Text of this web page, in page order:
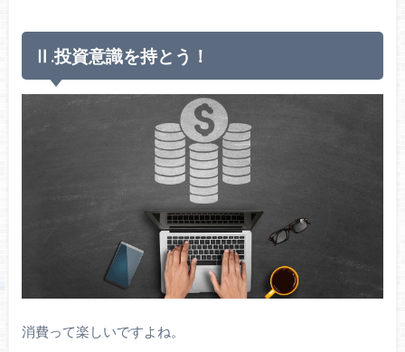
Ⅱ.投資意識を持とう！
消費って楽しいですよね。